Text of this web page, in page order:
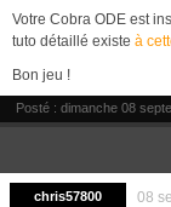
Votre Cobra ODE est
tuto détaillé existe à
Bon jeu !
Posté : dimanche 08
chris57800 08